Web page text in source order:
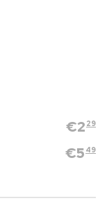
€2 29
€5 49